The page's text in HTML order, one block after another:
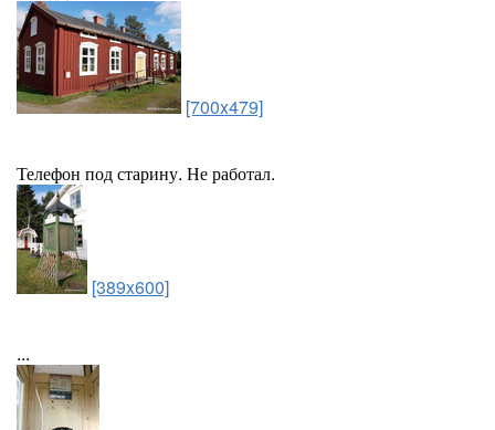
[700x479]
Телефон под старину. Не работал.
[389x600]
...